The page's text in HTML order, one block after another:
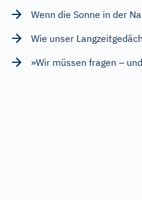
Wenn die Sonne in der
Wie unser
»Wir müssen fragen –